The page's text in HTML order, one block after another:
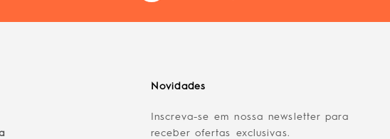
Novidades
Inscreva-se em nossa newsletter para
receber ofertas exclusivas.